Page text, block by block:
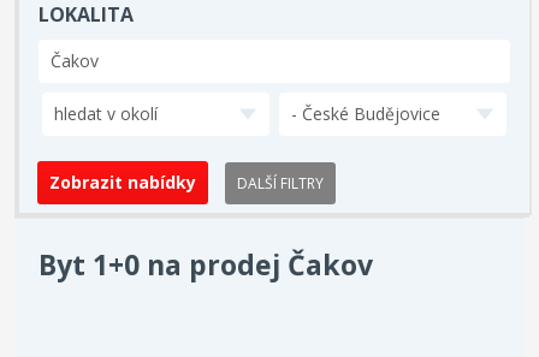
LOKALITA
hledat v okolí - České Budějovice
DALŠÍ FILTRY
Byt 1+0 na prodej Čakov